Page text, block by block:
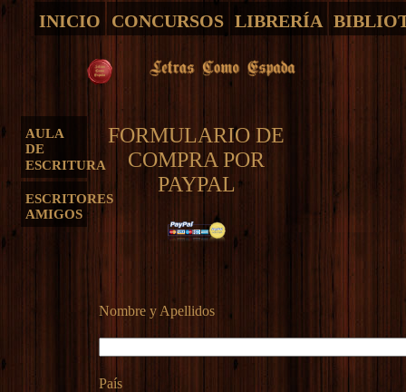
INICIO CONCURSOS LIBRERÍA
AULA
DE
ESCRITURA
ESCRITORES
AMIGOS
FORMULARIO DE
COMPRA POR
PAYPAL
Nombre y Apellidos
País